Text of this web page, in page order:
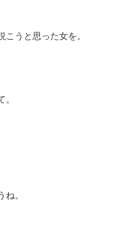
うと思った女を。
。